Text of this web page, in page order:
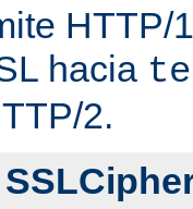
HTTP/
hacia
2.